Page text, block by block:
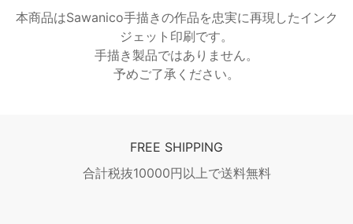
本商品はSawanico手描きの作品を忠実に再現したインク
ジェット印刷です。
手描き製品ではありません。
予めご了承ください。
FREE SHIPPING
合計税抜10000円以上で送料無料